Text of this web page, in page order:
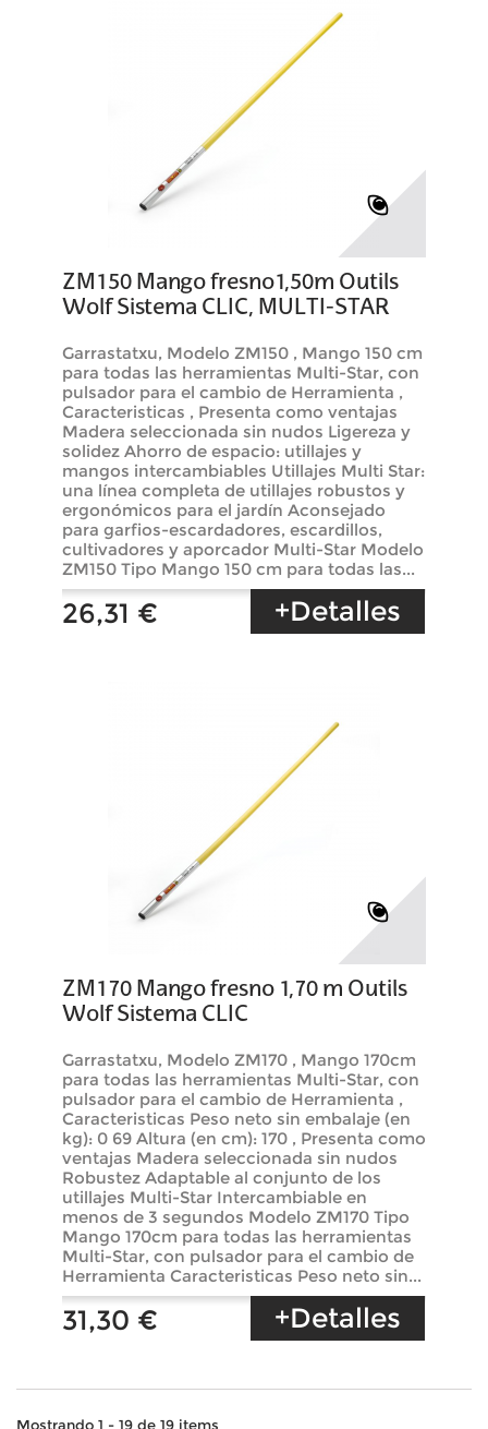
ZM150 Mango fresno1,50m Outils
Wolf Sistema CLIC, MULTI-STAR
Garrastatxu, Modelo ZM150 , Mango 150 cm
para todas las herramientas Multi-Star, con
pulsador para el cambio de Herramienta ,
Caracteristicas , Presenta como ventajas
Madera seleccionada sin nudos Ligereza y
solidez Ahorro de espacio: utillajes y
mangos intercambiables Utillajes Multi Star:
una línea completa de utillajes robustos y
ergonómicos para el jardín Aconsejado
para garfios-escardadores, escardillos,
cultivadores y aporcador Multi-Star Modelo
ZM150 Tipo Mango 150 cm para todas las...
26,31 € +Detalles
ZM170 Mango fresno 1,70 m Outils
Wolf Sistema CLIC
Garrastatxu, Modelo ZM170 , Mango 170cm
para todas las herramientas Multi-Star, con
pulsador para el cambio de Herramienta ,
Caracteristicas Peso neto sin embalaje (en
kg): 0 69 Altura (en cm): 170 , Presenta como
ventajas Madera seleccionada sin nudos
Robustez Adaptable al conjunto de los
utillajes Multi-Star Intercambiable en
menos de 3 segundos Modelo ZM170 Tipo
Mango 170cm para todas las herramientas
Multi-Star, con pulsador para el cambio de
Herramienta Caracteristicas Peso neto sin...
31,30 € +Detalles
Mostrando 1 - 19 de 19 items